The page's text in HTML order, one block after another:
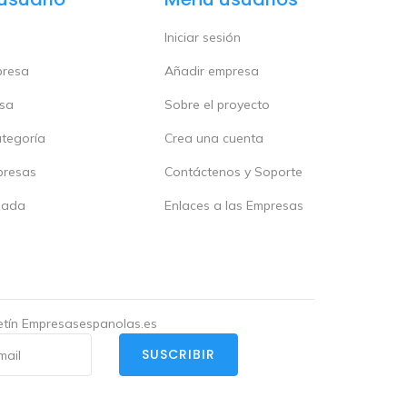
Iniciar sesión
Añadir empresa
Sobre el proyecto
Crea una cuenta
Contáctenos y Soporte
Enlaces a las Empresas
Empresasespanolas.es
SUSCRIBIR